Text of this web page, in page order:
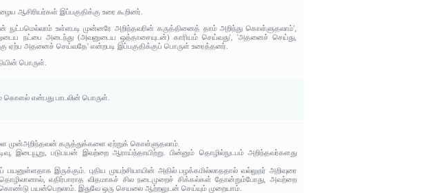
ஆசிரியர்கள் இப்பகுதிக்கு உரை கூறினர்.
உள்ளபடி முன்னரே அறிந்தவரின் கருத்தினைத் தாம் அறிந்து கொள்ளுதலாம்',
நட்பை அடைந்து (அவனுடைய ஒத்தாசையுடன்) காரியம் செய்வது', 'அதனைச் செய்து,
ஏற்ப அதனைச் செய்வதே' என்றபடி இப்பகுதிக்குப் பொருள் உரைத்தனர்.
பொருள்.
என்பது பாடலின் பொருள்.
முன்அறிந்தவன் கருத்துக்களை ஏற்றுக் கொள்ளுதலாம்.
இடையூறு, படுபயன் இவற்றை ஆராய்ந்தாயிற்று. பின்னும் தொழில்நுடபம் அறிந்தவர்களது
இருக்கும். புதிய முயற்சியாயின் அதில் பழக்கமில்லாததால் வல்லுநர் அறிவுரை
எதிர்பாராத விதமாகச் சில நடைமுறைச் சிக்கல்கள் தோன்றும்போது, அவற்றை
கொண்டு பயன்பெறலாம். இதுவே ஒரு செயலை ஆற்றலுடன் செய்யும் முறையாம்.